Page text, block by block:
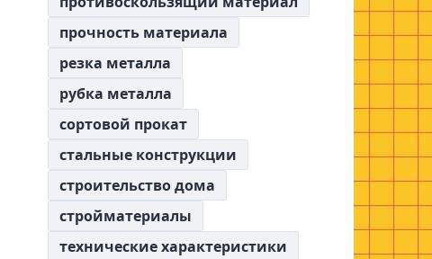
прочность материала
резка металла
рубка металла
сортовой прокат
стальные конструкции
строительство дома
стройматериалы
технические характеристики